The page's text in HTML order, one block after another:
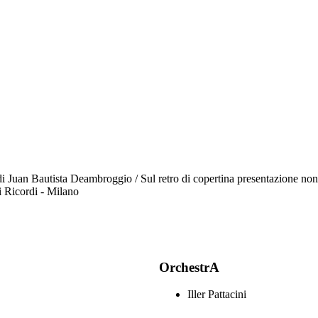
Bautista Deambroggio / Sul retro di copertina presentazione
Ricordi - Milano
OrchestrA
Iller Pattacini